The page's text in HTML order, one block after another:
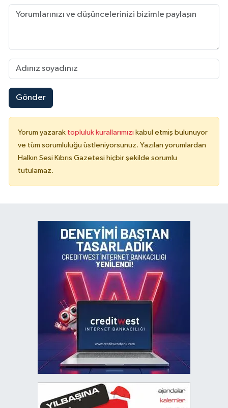
Gönder
Yorum yazarak topluluk kurallarımızı kabul etmiş bulunuyor
ve tüm sorumluluğu üstleniyorsunuz. Yazılan yorumlardan
Halkın Sesi Kıbrıs Gazetesi hiçbir şekilde sorumlu
tutulamaz.